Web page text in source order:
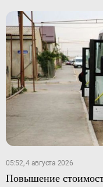
05:52, 4 августа 2026
Повышение